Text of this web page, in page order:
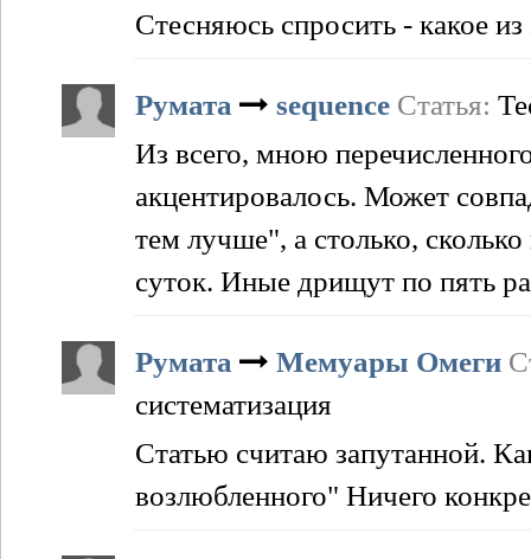
Стесняюсь спросить - какое
Румата sequence Статья:
Из всего, мною
акцентировалось. Может
тем лучше", а столько,
суток. Иные дрищут по пять
Румата Мемуары Омеги
систематизация
Статью считаю запутанной.
возлюбленного" Ничего